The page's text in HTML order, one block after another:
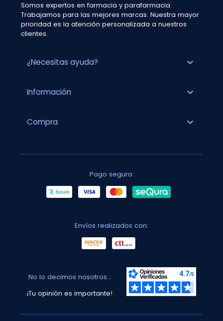
Somos expertos en farmacia y parafarmacia.
Trabajamos para las mejores marcas. Nuestra mayor
prioridad es la atención personalizada a nuestros
clientes.
¿Necesitas ayuda? expand_more
Información expand_more
Compra expand_more
Pago seguro:
Envíos realizados con:
No lo decimos nosotros...
¡Tu opinión es importante!